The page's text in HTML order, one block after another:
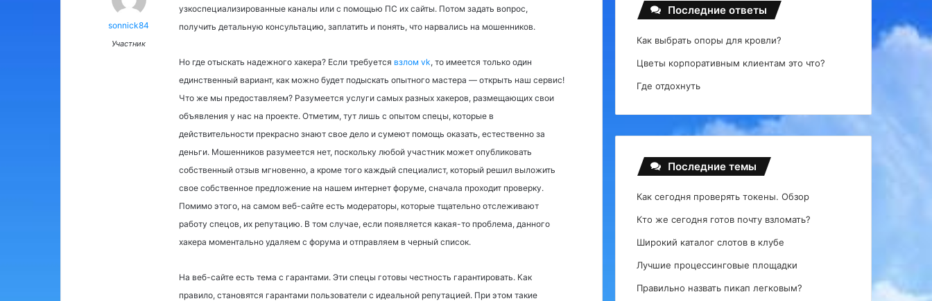
sonnick84
Участник
узкоспециализированные каналы или с помощью ПС их сайты. Потом задать вопрос,
получить детальную консультацию, заплатить и понять, что нарвались на мошенников.
Но где отыскать надежного хакера? Если требуется взлом vk, то имеется только один
единственный вариант, как можно будет подыскать опытного мастера — открыть наш сервис!
Что же мы предоставляем? Разумеется услуги самых разных хакеров, размещающих свои
объявления у нас на проекте. Отметим, тут лишь с опытом спецы, которые в
действительности прекрасно знают свое дело и сумеют помощь оказать, естественно за
деньги. Мошенников разумеется нет, поскольку любой участник может опубликовать
собственный отзыв мгновенно, а кроме того каждый специалист, который решил выложить
свое собственное предложение на нашем интернет форуме, сначала проходит проверку.
Помимо этого, на самом веб-сайте есть модераторы, которые тщательно отслеживают
работу спецов, их репутацию. В том случае, если появляется какая-то проблема, данного
хакера моментально удаляем с форума и отправляем в черный список.
На веб-сайте есть тема с гарантами. Эти спецы готовы честность гарантировать. Как
правило, становятся гарантами пользователи с идеальной репутацией. При этом такие
Последние ответы
Как выбрать опоры для кровли?
Цветы корпоративным клиентам это что?
Где отдохнуть
Последние темы
Как сегодня проверять токены. Обзор
Кто же сегодня готов почту взломать?
Широкий каталог слотов в клубе
Лучшие процессинговые площадки
Правильно назвать пикап легковым?